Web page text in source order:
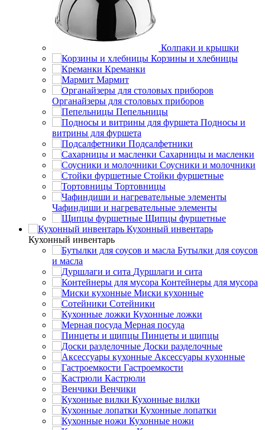
Колпаки и крышки
Корзины и хлебницы
Креманки
Мармит
Органайзеры для столовых приборов
Пепельницы
Подносы и
витрины для фуршета
Подсалфетники
Сахарницы и масленки
Соусники и молочники
Стойки фуршетные
Тортовницы
Чафиндиши и нагревательные элементы
Щипцы фуршетные
Кухонный инвентарь
Кухонный инвентарь
Бутылки для соусов
и масла
Дуршлаги и сита
Контейнеры для мусора
Миски кухонные
Сотейники
Кухонные ложки
Мерная посуда
Пинцеты и щипцы
Доски разделочные
Аксессуары кухонные
Гастроемкости
Кастрюли
Венчики
Кухонные вилки
Кухонные лопатки
Кухонные ножи